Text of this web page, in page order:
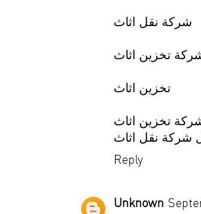
شركة نقل اثاث
تخزين اثاث
تخزين اثاث
تخزين اثاث
شركة نقل اثاث
Reply
Unknown